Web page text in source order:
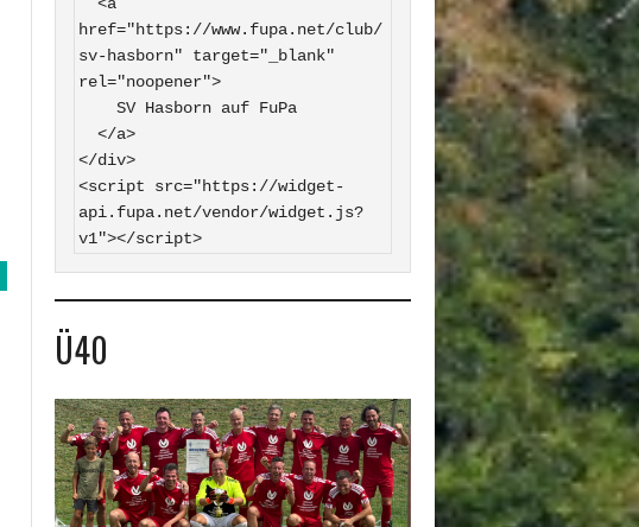
href="https://www.fupa.net/club/
sv-hasborn" target="_blank"
rel="noopener">
</div>
<script src="https://widget-
api.fupa.net/vendor/widget.js?
v1"></script>
Ü40